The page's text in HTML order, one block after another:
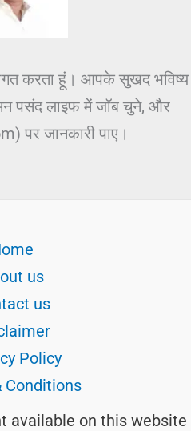
करता हूं। आपके सुखद भविष्य
पसंद लाइफ में जॉब चुने, और
पर जानकारी पाए।
us
us
Policy
Conditions
available on this website